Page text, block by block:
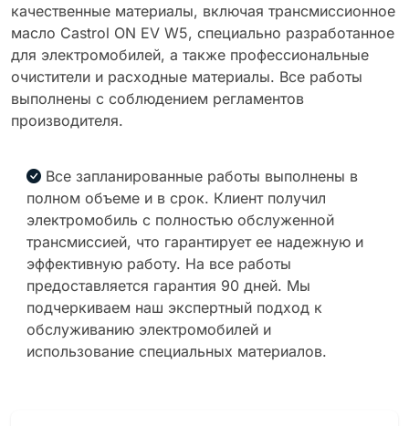
качественные материалы, включая трансмиссионное
масло Castrol ON EV W5, специально разработанное
для электромобилей, а также профессиональные
очистители и расходные материалы. Все работы
выполнены с соблюдением регламентов
производителя.
Все запланированные работы выполнены в
полном объеме и в срок. Клиент получил
электромобиль с полностью обслуженной
трансмиссией, что гарантирует ее надежную и
эффективную работу. На все работы
предоставляется гарантия 90 дней. Мы
подчеркиваем наш экспертный подход к
обслуживанию электромобилей и
использование специальных материалов.